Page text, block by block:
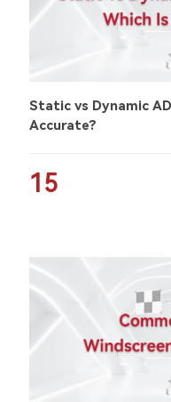
Static vs Dynamic
Accurate?
15